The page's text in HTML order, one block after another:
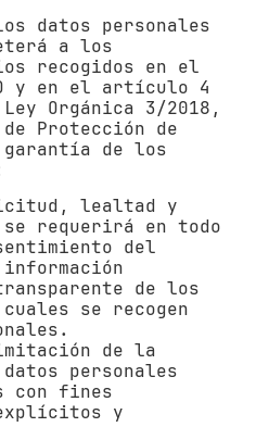
datos personales
a los
recogidos en el
y en el artículo 4
Orgánica 3/2018,
Protección de
garantía de los
lealtad y
requerirá en todo
del
de los
se recogen
de la
personales
con fines
y